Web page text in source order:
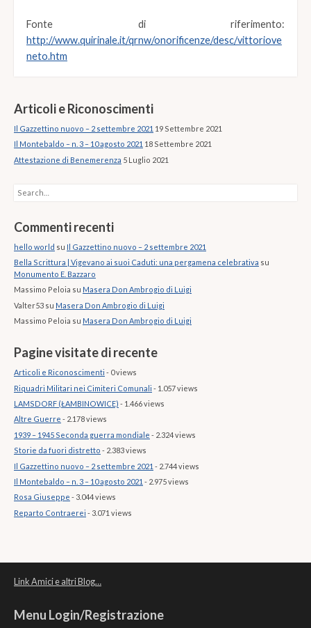
Fonte di riferimento:
http://www.quirinale.it/qrnw/onorificenze/desc/vittoriove
neto.htm
Articoli e Riconoscimenti
Il Gazzettino nuovo – 2 settembre 2021 19 Settembre 2021
Il Montebaldo – n. 3 – 10 agosto 2021 18 Settembre 2021
Attestazione di Benemerenza 5 Luglio 2021
Search
Commenti recenti
hello world su Il Gazzettino nuovo – 2 settembre 2021
Bella Scrittura | Vigevano ai suoi Caduti: una pergamena celebrativa su
Monumento E. Bazzaro
Massimo Peloia su Masera Don Ambrogio di Luigi
Valter53 su Masera Don Ambrogio di Luigi
Massimo Peloia su Masera Don Ambrogio di Luigi
Pagine visitate di recente
Articoli e Riconoscimenti - 0 views
Riquadri Militari nei Cimiteri Comunali - 1.057 views
LAMSDORF (ŁAMBINOWICE) - 1.466 views
Altre Guerre - 2.178 views
1939 – 1945 Seconda guerra mondiale - 2.324 views
Storie da fuori distretto - 2.383 views
Il Gazzettino nuovo – 2 settembre 2021 - 2.744 views
Il Montebaldo – n. 3 – 10 agosto 2021 - 2.975 views
Rosa Giuseppe - 3.044 views
Reparto Contraerei - 3.071 views
Link Amici e altri Blog…
Menu Login/Registrazione